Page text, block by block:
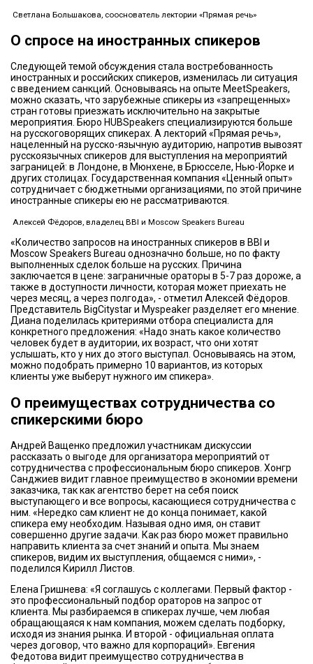
Светлана Большакова, сооснователь лектории «Прямая речь»
О спросе на иностранных спикеров
Следующей темой обсуждения стала востребованность
иностранных и российских спикеров, изменилась ли ситуация
с введением санкций. Основываясь на опыте MeetSpeakers,
можно сказать, что зарубежные спикеры из «запрещенных»
стран готовы приезжать исключительно на закрытые
мероприятия. Бюро HUBSpeakers специализируются больше
на русскоговорящих спикерах. А лекторий «Прямая речь»,
нацеленный на русско-язычную аудиторию, напротив вывозят
русскоязычных спикеров для выступления на мероприятий
заграницей: в Лондоне, в Мюнхене, в Брюсселе, Нью-Йорке и
других столицах. Государственная компания «Ценный опыт»
сотрудничает с бюджетными организациями, по этой причине
иностранные спикеры ею не рассматриваются.
Алексей Фёдоров, владелец BBI и Moscow Speakers Bureau
«Количество запросов на иностранных спикеров в BBI и
Moscow Speakers Bureau однозначно больше, но по факту
выполненных сделок больше на русских. Причина
заключается в цене: заграничные ораторы в 5-7 раз дороже, а
также в доступности личности, которая может приехать не
через месяц, а через полгода», - отметил Алексей Фёдоров.
Представитель BigCitystar и Myspeaker разделяет его мнение.
Диана поделилась критериями отбора специалиста для
конкретного предложения: «Надо знать какое количество
человек будет в аудитории, их возраст, что они хотят
услышать, кто у них до этого выступал. Основываясь на этом,
можно подобрать примерно 10 вариантов, из которых
клиенты уже выберут нужного им спикера».
О преимуществах сотрудничества со
спикерскими бюро
Андрей Ващенко предложил участникам дискуссии
рассказать о выгоде для организатора мероприятий от
сотрудничества с профессиональным бюро спикеров. Хонгр
Санджиев видит главное преимущество в экономии времени
заказчика, так как агентство берет на себя поиск
выступающего и все вопросы, касающиеся сотрудничества с
ним. «Нередко сам клиент не до конца понимает, какой
спикера ему необходим. Называя одно имя, он ставит
совершенно другие задачи. Как раз бюро может правильно
направить клиента за счет знаний и опыта. Мы знаем
спикеров, видим их выступления, общаемся с ними», -
поделился Кирилл Листов.
Елена Гришнева: «Я соглашусь с коллегами. Первый фактор -
это профессиональный подбор ораторов на запрос от
клиента. Мы разбираемся в спикерах лучше, чем любая
обращающаяся к нам компания, можем сделать подборку,
исходя из знания рынка. И второй - официальная оплата
через договор, что важно для корпораций». Евгения
Федотова видит преимущество сотрудничества в